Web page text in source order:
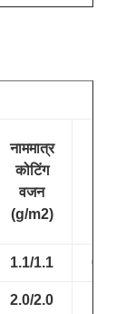
नाममात्र
कोटिंग
वजन
(g/m2)
1.1/1.1 0.9/
2.0/2.0